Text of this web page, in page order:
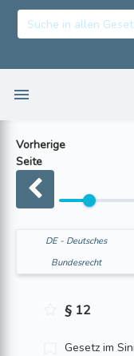
Vorherige
Seite
DE - Deutsches
Bundesrecht
§ 12
Gesetz im